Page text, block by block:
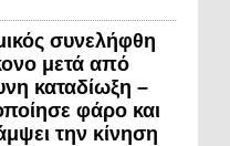
συνελήφθη
μετά από
καταδίωξη –
φάρο και
την κίνηση